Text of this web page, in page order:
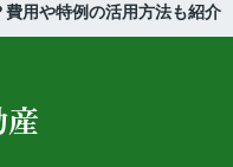
用や特例の活用方法も紹介